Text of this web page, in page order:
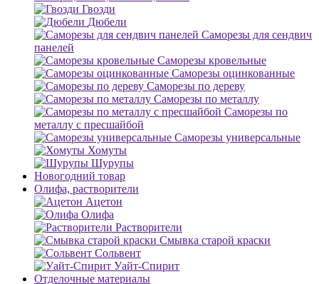
Гвозди
Дюбели
Саморезы для сендвич
панелей
Саморезы кровельные
Саморезы оцинкованные
Саморезы по дереву
Саморезы по металлу
Саморезы по
металлу с пресшайбой
Саморезы универсальные
Хомуты
Шурупы
Новогодний товар
Олифа, растворители
Ацетон
Олифа
Растворители
Смывка старой краски
Сольвент
Уайт-Спирит
Отделочные материалы